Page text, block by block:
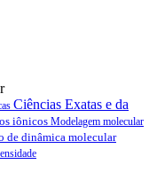
Ciências Exatas e da
iônicos Modelagem molecular
de dinâmica molecular